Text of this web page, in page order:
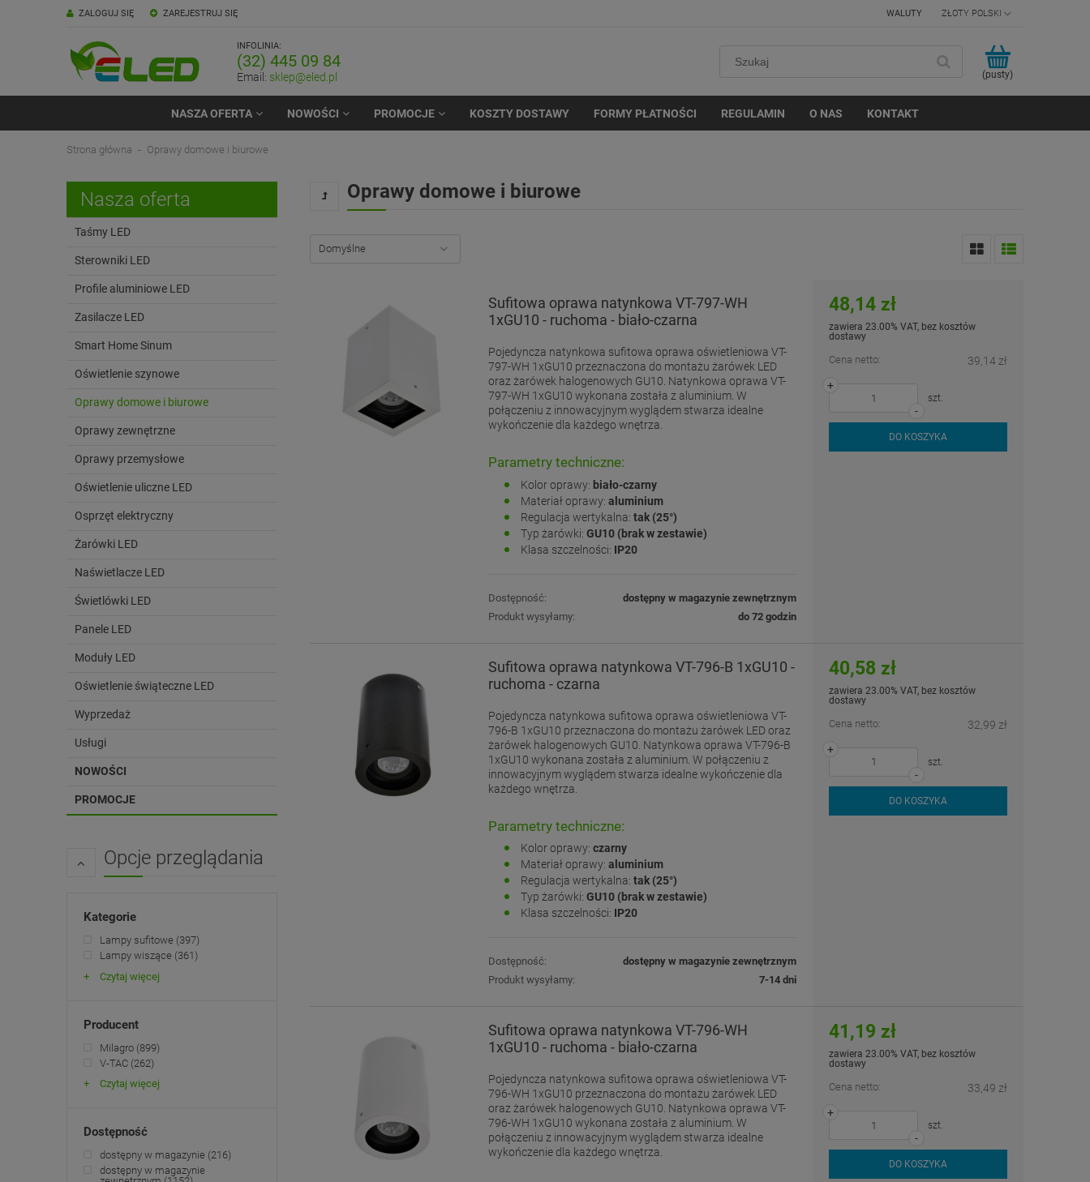
ZAREJESTRUJ SIĘ
ZALOGUJ SIĘ WALUTY
INFOLINIA:
(32) 445 09 84
Email: sklep@eled.pl (pusty)
NASZA OFERTA NOWOŚCI PROMOCJE KOSZTY DOSTAWY FORMY PŁATNOŚCI REGULAMIN O NAS KONTAKT
Strona główna Oprawy domowe i biurowe
Nasza oferta
Taśmy LED
Sterowniki LED
Profile aluminiowe LED
Zasilacze LED
Smart Home Sinum
Oświetlenie szynowe
Oprawy domowe i biurowe
Oprawy zewnętrzne
Oprawy przemysłowe
Oświetlenie uliczne LED
Osprzęt elektryczny
Żarówki LED
Naświetlacze LED
Świetlówki LED
Panele LED
Moduły LED
Oświetlenie świąteczne LED
Wyprzedaż
Usługi
NOWOŚCI
PROMOCJE
Opcje przeglądania
Kategorie
Lampy sufitowe (397)
Lampy wiszące (361)
Czytaj więcej
Producent
Milagro (899)
V-TAC (262)
Czytaj więcej
Dostępność
dostępny w magazynie (216)
dostępny w magazynie
Oprawy domowe i biurowe
Sufitowa oprawa natynkowa VT-797-WH
1xGU10 - ruchoma - biało-czarna
Pojedyncza natynkowa sufitowa oprawa oświetleniowa VT-
797-WH 1xGU10 przeznaczona do montażu żarówek LED
oraz żarówek halogenowych GU10. Natynkowa oprawa VT-
797-WH 1xGU10 wykonana została z aluminium. W
połączeniu z innowacyjnym wyglądem stwarza idealne
wykończenie dla każdego wnętrza.
Parametry techniczne:
Kolor oprawy: biało-czarny
Materiał oprawy: aluminium
Regulacja wertykalna: tak (25°)
Typ żarówki: GU10 (brak w zestawie)
Klasa szczelności: IP20
Dostępność:
dostępny w magazynie zewnętrznym
Produkt wysyłamy:
do 72 godzin
48,14 zł
zawiera 23.00% VAT, bez kosztów
dostawy
Cena netto: 39,14 zł
-
+
szt.
DO KOSZYKA
Sufitowa oprawa natynkowa VT-796-B 1xGU10 -
ruchoma - czarna
Pojedyncza natynkowa sufitowa oprawa oświetleniowa VT-
796-B 1xGU10 przeznaczona do montażu żarówek LED oraz
żarówek halogenowych GU10. Natynkowa oprawa VT-796-B
1xGU10 wykonana została z aluminium. W połączeniu z
innowacyjnym wyglądem stwarza idealne wykończenie dla
każdego wnętrza.
Parametry techniczne:
Kolor oprawy: czarny
Materiał oprawy: aluminium
Regulacja wertykalna: tak (25°)
Typ żarówki: GU10 (brak w zestawie)
Klasa szczelności: IP20
Dostępność:
dostępny w magazynie zewnętrznym
Produkt wysyłamy:
7-14 dni
40,58 zł
zawiera 23.00% VAT, bez kosztów
dostawy
Cena netto: 32,99 zł
-
+
szt.
DO KOSZYKA
Sufitowa oprawa natynkowa VT-796-WH
1xGU10 - ruchoma - biało-czarna
Pojedyncza natynkowa sufitowa oprawa oświetleniowa VT-
796-WH 1xGU10 przeznaczona do montażu żarówek LED
oraz żarówek halogenowych GU10. Natynkowa oprawa VT-
796-WH 1xGU10 wykonana została z aluminium. W
połączeniu z innowacyjnym wyglądem stwarza idealne
wykończenie dla każdego wnętrza.
41,19 zł
zawiera 23.00% VAT, bez kosztów
dostawy
Cena netto: 33,49 zł
-
+
szt.
DO KOSZYKA